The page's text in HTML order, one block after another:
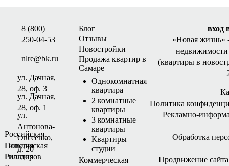
8 (800)
250-04-53
nlre@bk.ru
ул. Дачная,
28, оф. 3
ул. Дачная,
28, оф. 1
ул.
Антонова-
Овсеенко,
д. 20
Российская
Гильдия
Риэлторов
Поволжская
Гильдия
Блог
Отзывы
Новостройки
Продажа квартир в
Самаре
Однокомнатная
квартира
2 комнатные
квартиры
3 комнатные
квартиры
Квартиры
студии
Коммерческая
вход
«Новая жизнь»
(квартиры в
Политика
Рекламно-
Обработка
Продвижение